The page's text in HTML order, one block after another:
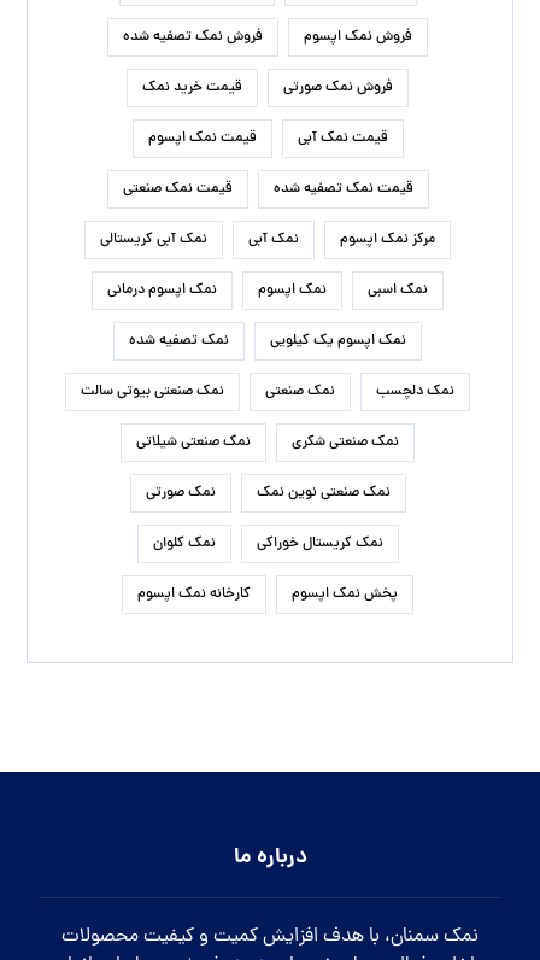
فروش نمک اپسوم فروش نمک تصفیه شده
فروش نمک صورتی قیمت خرید نمک
قیمت نمک آبی قیمت نمک اپسوم
قیمت نمک تصفیه شده قیمت نمک صنعتی
مرکز نمک اپسوم نمک آبی نمک آبی کریستالی
نمک اسبی نمک اپسوم نمک اپسوم درمانی
نمک اپسوم یک کیلویی نمک تصفیه شده
نمک دلچسب نمک صنعتی نمک صنعتی بیوتی سالت
نمک صنعتی شکری نمک صنعتی شیلاتی
نمک صنعتی نوین نمک نمک صورتی
نمک کریستال خوراکی نمک کلوان
پخش نمک اپسوم کارخانه نمک اپسوم
درباره ما
نمک سمنان، با هدف افزایش کمیت و کیفیت محصولات